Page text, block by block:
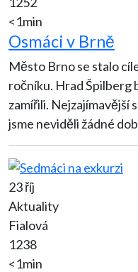
<1min
Osmáci v Brně
Město Brno se stalo
ročníku. Hrad Špilberg byl prvním místem, kam jsme
zamířili. Nejzajímavější
jsme neviděli žádné
23 říj
Aktuality
Fialová
1238
<1min